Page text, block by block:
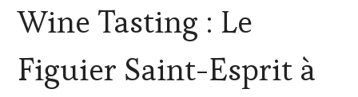
DOMAINE
VITICOLE,
VIN
TOURISME,
Wine Tasting : Le
Figuier Saint-Esprit à